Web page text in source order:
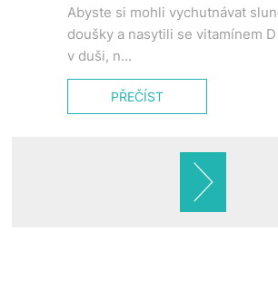
Abyste si mohli vychutnávat
doušky a nasytili se vitamínem
v duši, n...
PŘEČÍST